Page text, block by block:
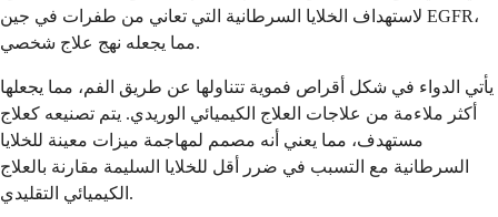
لاستهداف الخلايا السرطانية التي تعاني من طفرات في جين EGFR،
مما يجعله نهج علاج شخصي.
يأتي الدواء في شكل أقراص فموية تتناولها عن طريق الفم، مما يجعلها
أكثر ملاءمة من علاجات العلاج الكيميائي الوريدي. يتم تصنيعه كعلاج
مستهدف، مما يعني أنه مصمم لمهاجمة ميزات معينة للخلايا
السرطانية مع التسبب في ضرر أقل للخلايا السليمة مقارنة بالعلاج
الكيميائي التقليدي.